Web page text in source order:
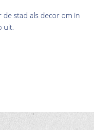
de stad als decor om in
uit.